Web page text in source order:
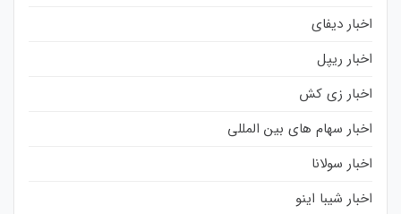
اخبار دیفای
اخبار ریپل
اخبار زی کش
اخبار سهام های بین المللی
اخبار سولانا
اخبار شیبا اینو